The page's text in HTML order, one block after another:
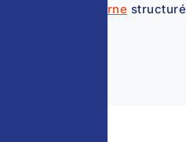
Maillage interne structuré